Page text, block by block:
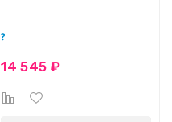
14 545 ₽